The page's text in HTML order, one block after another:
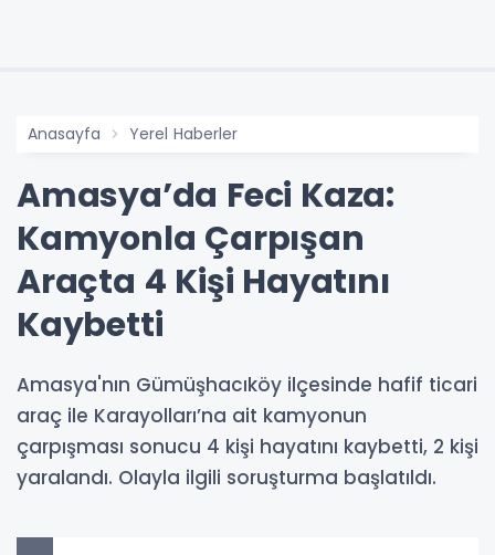
Anasayfa Yerel Haberler
Amasya’da Feci Kaza:
Kamyonla Çarpışan
Araçta 4 Kişi Hayatını
Kaybetti
Amasya'nın Gümüşhacıköy ilçesinde hafif ticari
araç ile Karayolları’na ait kamyonun
çarpışması sonucu 4 kişi hayatını kaybetti, 2 kişi
yaralandı. Olayla ilgili soruşturma başlatıldı.